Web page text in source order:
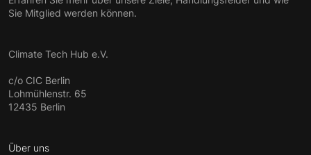
Sie Mitglied werden können.
Climate Tech Hub e.V.
c/o CIC Berlin
Lohmühlenstr. 65
12435 Berlin
Über uns